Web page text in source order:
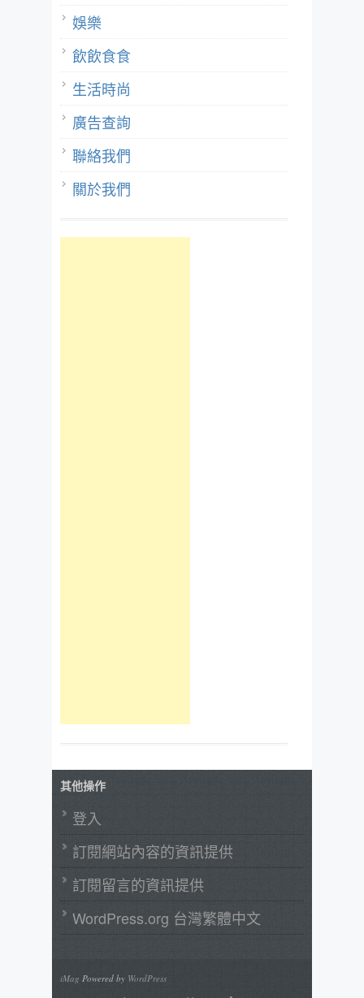
娛樂
飲飲食食
生活時尚
廣告查詢
聯絡我們
關於我們
其他操作
登入
訂閱網站內容的資訊提供
訂閱留言的資訊提供
WordPress.org 台灣繁體中文
iMag Powered by WordPress